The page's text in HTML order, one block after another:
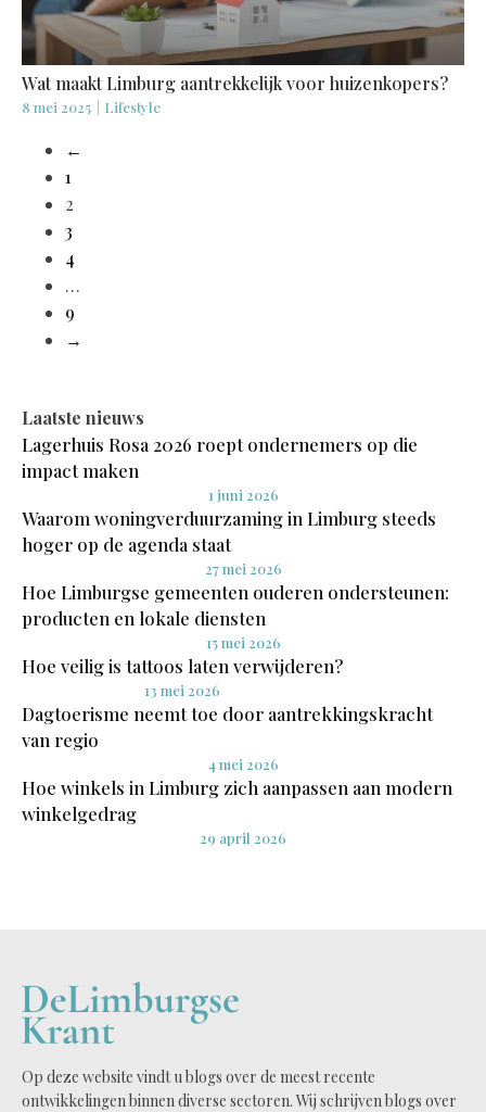
Wat maakt Limburg aantrekkelijk voor huizenkopers?
8 mei 2025 Lifestyle
←
1
2
3
4
…
9
→
Laatste nieuws
Lagerhuis Rosa 2026 roept ondernemers op die
impact maken
1 juni 2026
Waarom woningverduurzaming in Limburg steeds
hoger op de agenda staat
27 mei 2026
Hoe Limburgse gemeenten ouderen ondersteunen:
producten en lokale diensten
15 mei 2026
Hoe veilig is tattoos laten verwijderen?
13 mei 2026
Dagtoerisme neemt toe door aantrekkingskracht
van regio
4 mei 2026
Hoe winkels in Limburg zich aanpassen aan modern
winkelgedrag
29 april 2026
Op deze website vindt u blogs over de meest recente
ontwikkelingen binnen diverse sectoren. Wij schrijven blogs over